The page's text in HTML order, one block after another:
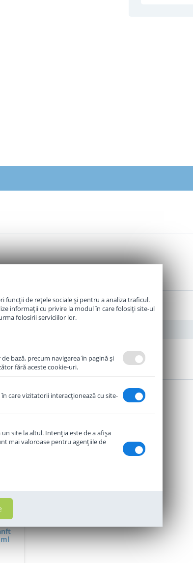
de rețele sociale și pentru a analiza traficul.
informații cu privire la modul în care folosiți site-ul
folosirii serviciilor lor.
bază, precum navigarea în pagină şi
fără aceste cookie-uri.
care vizitatorii interacţionează cu site-
site la altul. Intenţia este de a afişa
mai valoroase pentru agenţiile de